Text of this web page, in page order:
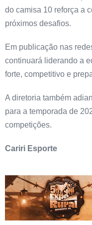
do camisa 10 reforça a
próximos desafios.
Em publicação nas
continuará liderando a
forte, competitivo e
A diretoria também
para a temporada de
competições.
Cariri Esporte